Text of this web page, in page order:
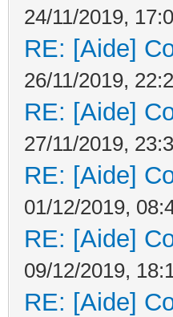
24/11/2019,
RE: [Aide]
26/11/2019,
RE: [Aide]
27/11/2019,
RE: [Aide]
01/12/2019,
RE: [Aide]
09/12/2019,
RE: [Aide]